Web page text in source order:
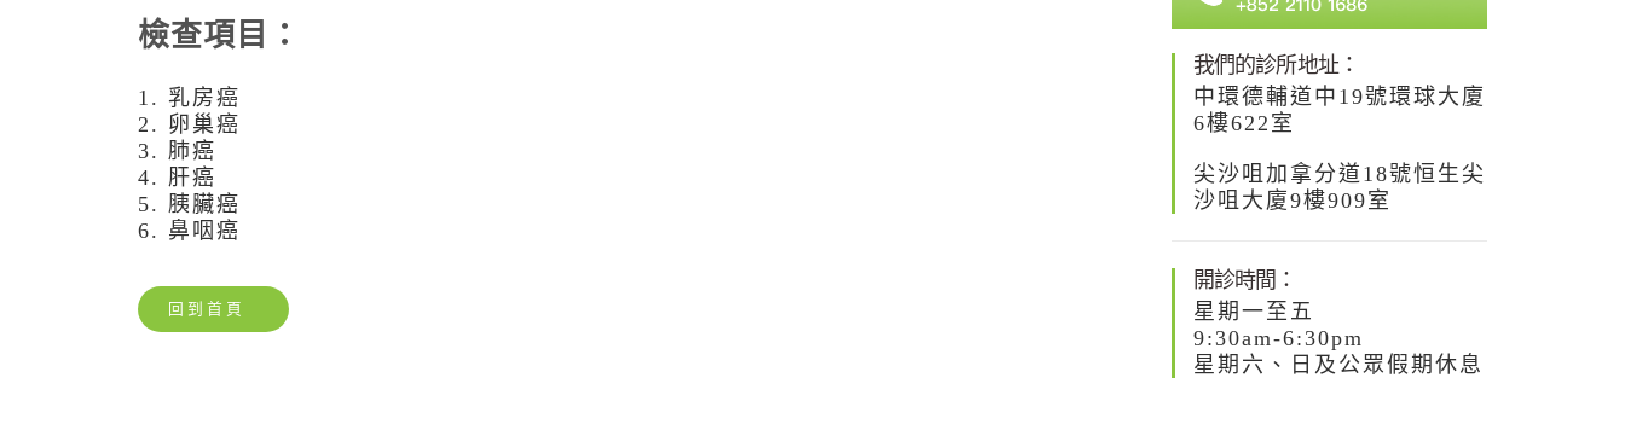
檢查項目：
1. 乳房癌
2. 卵巢癌
3. 肺癌
4. 肝癌
5. 胰臟癌
6. 鼻咽癌
回到首頁
我們的診所地址：
中環德輔道中19號環球大廈
6樓622室
尖沙咀加拿分道18號恒生尖
沙咀大廈9樓909室
開診時間：
星期一至五
9:30am-6:30pm
星期六、日及公眾假期休息